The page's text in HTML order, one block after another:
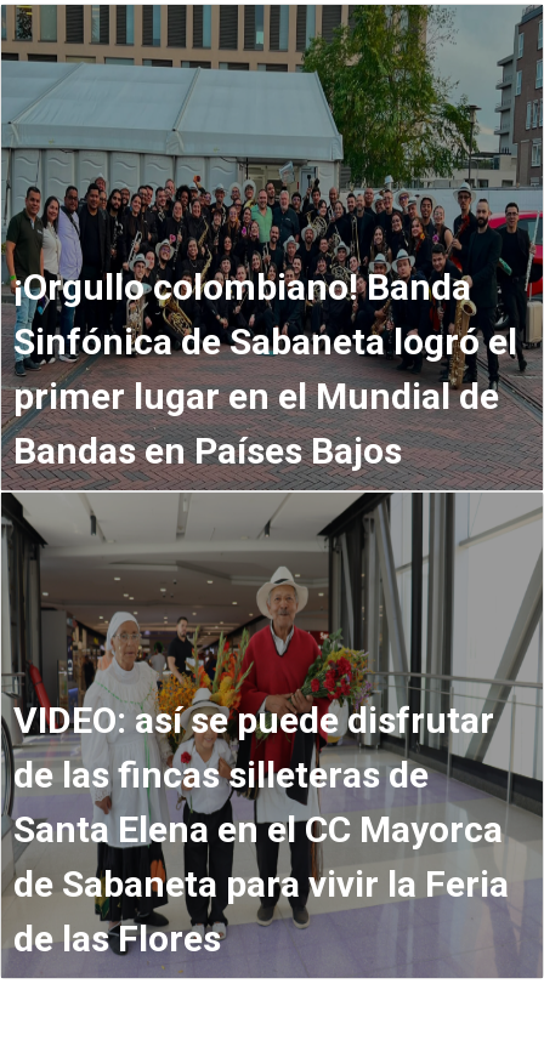
¡Orgullo colombiano! Banda
Sinfónica de Sabaneta logró el
primer lugar en el Mundial de
Bandas en Países Bajos
VIDEO: así se puede disfrutar
de las fincas silleteras de
Santa Elena en el CC Mayorca
de Sabaneta para vivir la Feria
de las Flores